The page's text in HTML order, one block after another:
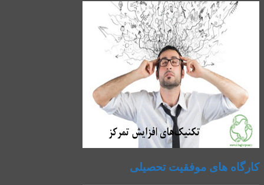
کارگاه های موفقیت تحصیلی